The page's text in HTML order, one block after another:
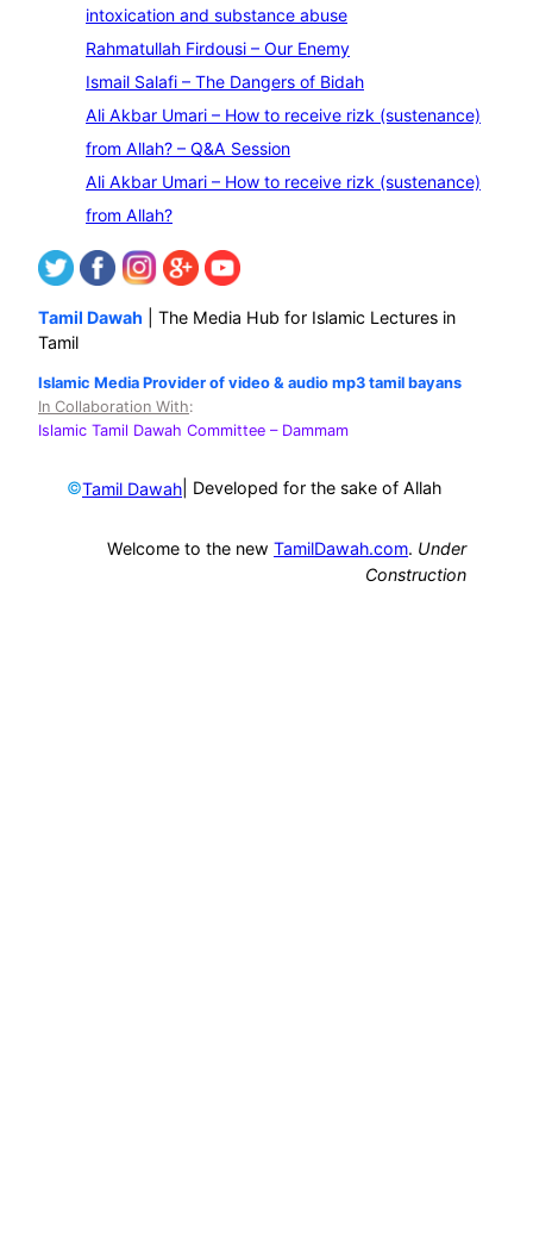
intoxication and substance abuse
Rahmatullah Firdousi – Our Enemy
Ismail Salafi – The Dangers of Bidah
Ali Akbar Umari – How to receive rizk (sustenance)
from Allah? – Q&A Session
Ali Akbar Umari – How to receive rizk (sustenance)
from Allah?
Tamil Dawah | The Media Hub for Islamic Lectures in
Tamil
Islamic Media Provider of video & audio mp3 tamil bayans
In Collaboration With:
Islamic Tamil Dawah Committee – Dammam
©Tamil Dawah | Developed for the sake of Allah
Welcome to the new TamilDawah.com. Under
Construction